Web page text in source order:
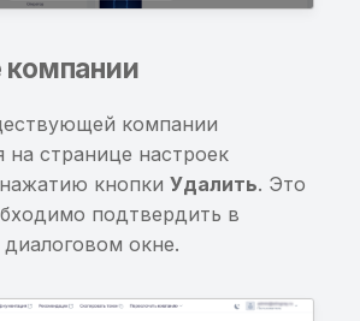
доступа к
Возможность
доступа к
произвольному
ContentProvider
Возможность доступа
компонентов
Обнаружены домены
публичного списка
malware
Обнаружены домены
компании
на странице настроек
кнопкиУдалить. Это
подтвердить в
окне.